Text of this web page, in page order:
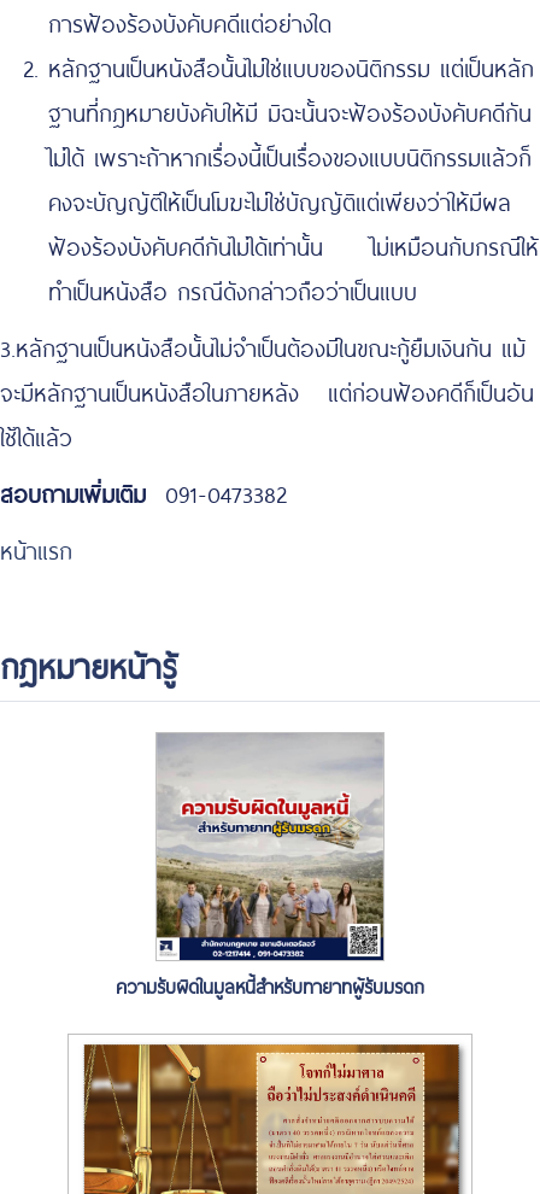
การฟ้องร้องบังคับคดีแต่อย่างใด
หลักฐานเป็นหนังสือนั้นไม่ใช่แบบของนิติกรรม แต่เป็นหลัก
ฐานที่กฎหมายบังคับให้มี มิฉะนั้นจะฟ้องร้องบังคับคดีกัน
ไม่ได้ เพราะถ้าหากเรื่องนี้เป็นเรื่องของแบบนิติกรรมแล้วก็
คงจะบัญญัติให้เป็นโมฆะไม่ใช่บัญญัติแต่เพียงว่าให้มีผล
ฟ้องร้องบังคับคดีกันไม่ได้เท่านั้น ไม่เหมือนกับกรณีให้
ทำเป็นหนังสือ กรณีดังกล่าวถือว่าเป็นแบบ
3.หลักฐานเป็นหนังสือนั้นไม่จำเป็นต้องมีในขณะกู้ยืมเงินกัน แม้
จะมีหลักฐานเป็นหนังสือในภายหลัง แต่ก่อนฟ้องคดีก็เป็นอัน
ใช้ได้แล้ว
สอบถามเพิ่มเติม 091-0473382
หน้าแรก
กฎหมายหน้ารู้
ความรับผิดในมูลหนี้สำหรับทายาทผู้รับมรดก